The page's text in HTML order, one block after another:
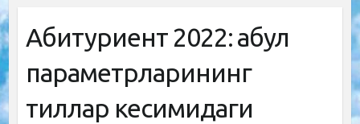
Абитуриент 2022: қабул
параметрларининг
тиллар кесимидаги